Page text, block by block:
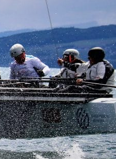
,IMOCA,Multi50 - Ocean Fifty,